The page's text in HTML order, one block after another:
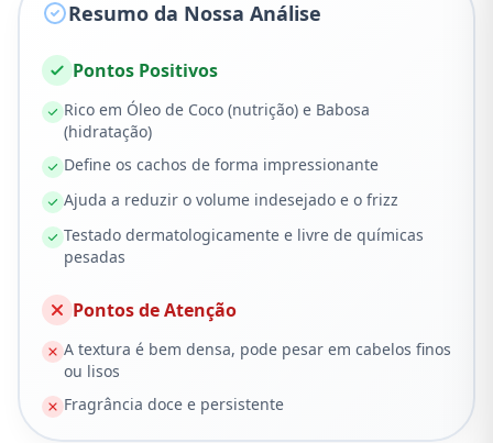
Resumo da Nossa Análise
Pontos Positivos
Rico em Óleo de Coco (nutrição) e Babosa
(hidratação)
Define os cachos de forma impressionante
Ajuda a reduzir o volume indesejado e o frizz
Testado dermatologicamente e livre de químicas
pesadas
Pontos de Atenção
A textura é bem densa, pode pesar em cabelos finos
ou lisos
Fragrância doce e persistente